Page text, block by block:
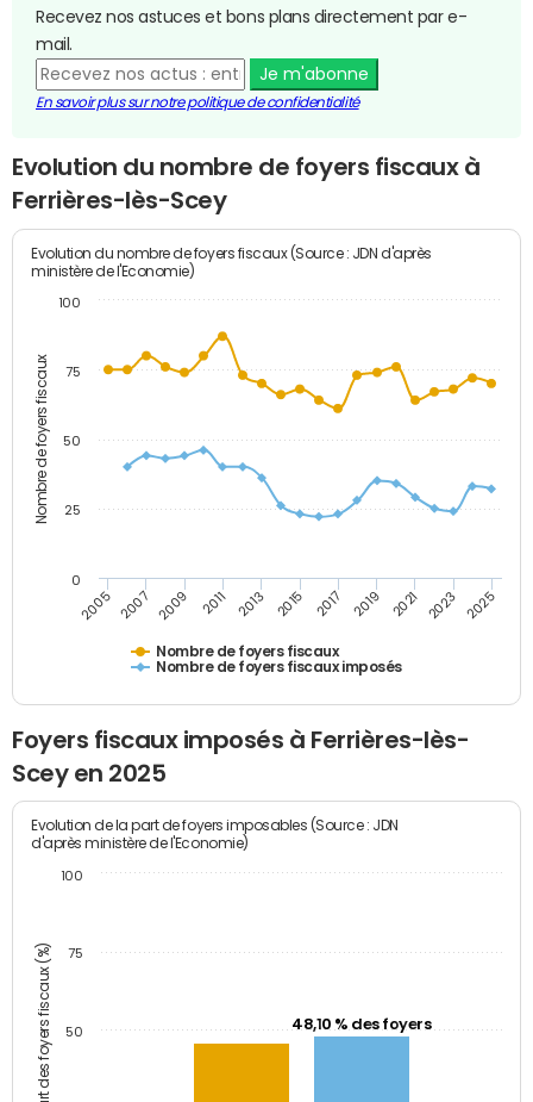
Recevez nos astuces et bons plans directement par e-
mail.
Je m'abonne
En savoir plus sur notre politique de confidentialité
Evolution du nombre de foyers fiscaux à
Ferrières-lès-Scey
Nombre de foyers fiscaux
Evolution du nombre de foyers fiscaux (Source : JDN d'après
ministère de l'Economie)
Nombre de foyers fiscaux
Nombre de foyers fiscaux imposés
2005 2007 2009 2011 2013 2015 2017 2019 2021 2023 2025
0
25
50
75
100
Foyers fiscaux imposés à Ferrières-lès-
Scey en 2025
Part des foyers fiscaux (%)
Evolution de la part de foyers imposables (Source : JDN
d'après ministère de l'Economie)
48,10 % des foyers
50
75
100